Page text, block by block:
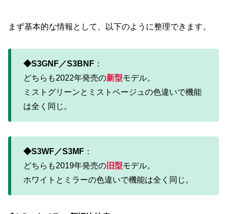
まず基本的な情報として、以下のように整理できます。
◆S3GNF／S3BNF ：
どちらも2022年発売の新型モデル。
ミストグリーンとミストベージュの色違いで機能
は全く同じ。
◆S3WF／S3MF ：
どちらも2019年発売の 旧型モデル。
ホワイトとミラーの色違いで機能は全く同じ。